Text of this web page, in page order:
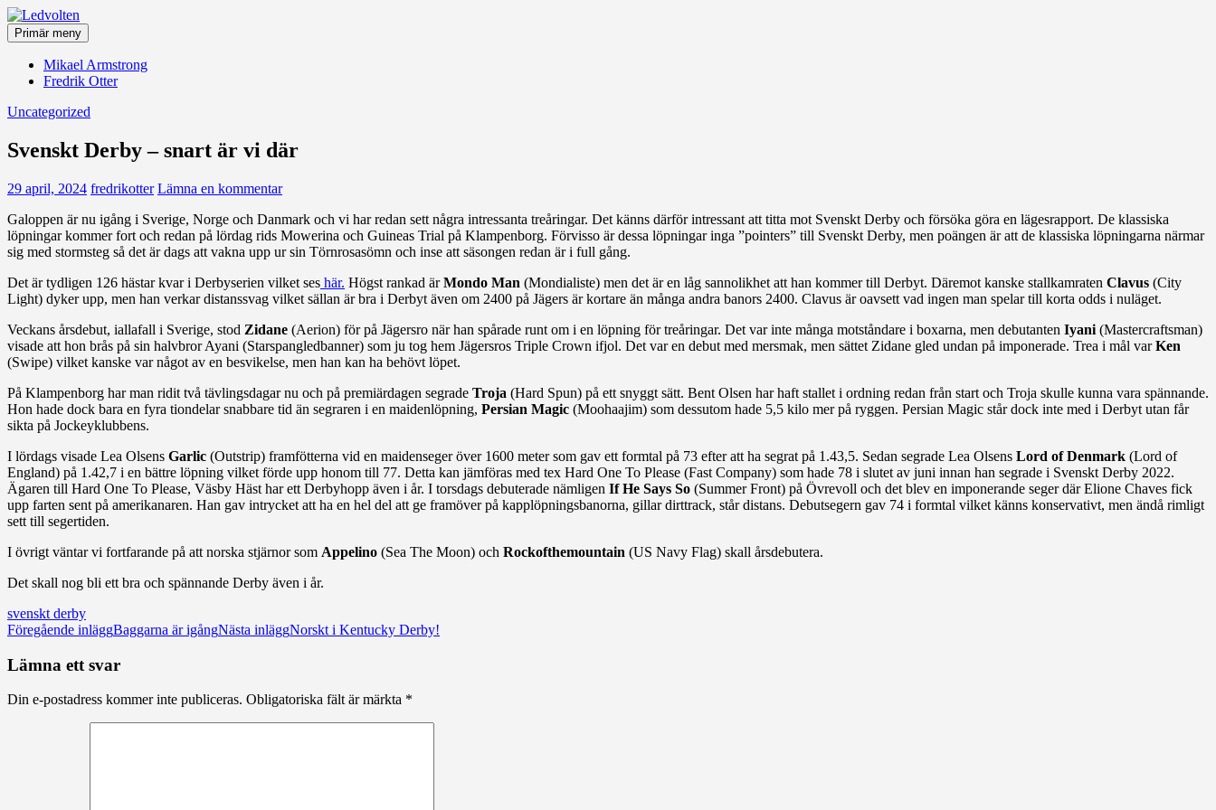
Hoppa
till
innehåll
Ledvolten
Primär meny
Mikael Armstrong
Fredrik Otter
Uncategorized
Svenskt Derby – snart är vi där
29 april, 2024 fredrikotter Lämna en kommentar
Galoppen är nu igång i Sverige, Norge och Danmark och vi har redan sett några intressanta treåringar. Det känns därför intressant att titta mot Svenskt Derby och försöka göra en lägesrapport. De klassiska
löpningar kommer fort och redan på lördag rids Mowerina och Guineas Trial på Klampenborg. Förvisso är dessa löpningar inga ”pointers” till Svenskt Derby, men poängen är att de klassiska löpningarna närmar
sig med stormsteg så det är dags att vakna upp ur sin Törnrosasömn och inse att säsongen redan är i full gång.
Det är tydligen 126 hästar kvar i Derbyserien vilket ses här. Högst rankad ärMondo Man (Mondialiste) men det är en låg sannolikhet att han kommer till Derbyt. Däremot kanske stallkamraten Clavus (City
Light) dyker upp, men han verkar distanssvag vilket sällan är bra i Derbyt även om 2400 på Jägers är kortare än många andra banors 2400. Clavus är oavsett vad ingen man spelar till korta odds i nuläget.
Veckans årsdebut, iallafall i Sverige, stod Zidane (Aerion) för på Jägersro när han spårade runt om i en löpning för treåringar. Det var inte många motståndare i boxarna, men debutanten Iyani (Mastercraftsman)
visade att hon brås på sin halvbror Ayani (Starspangledbanner) som ju tog hem Jägersros Triple Crown ifjol. Det var en debut med mersmak, men sättet Zidane gled undan på imponerade. Trea i mål varKen
(Swipe) vilket kanske var något av en besvikelse, men han kan ha behövt löpet.
På Klampenborg har man ridit två tävlingsdagar nu och på premiärdagen segrade Troja (Hard Spun) på ett snyggt sätt. Bent Olsen har haft stallet i ordning redan från start och Troja skulle kunna vara spännande.
Hon hade dock bara en fyra tiondelar snabbare tid än segraren i en maidenlöpning, Persian Magic (Moohaajim) som dessutom hade 5,5 kilo mer på ryggen. Persian Magic står dock inte med i Derbyt utan får
sikta på Jockeyklubbens.
I lördags visade Lea Olsens Garlic (Outstrip) framfötterna vid en maidenseger över 1600 meter som gav ett formtal på 73 efter att ha segrat på 1.43,5. Sedan segrade Lea Olsens Lord of Denmark (Lord of
England) på 1.42,7 i en bättre löpning vilket förde upp honom till 77. Detta kan jämföras med tex Hard One To Please (Fast Company) som hade 78 i slutet av juni innan han segrade i Svenskt Derby 2022.
Ägaren till Hard One To Please, Väsby Häst har ett Derbyhopp även i år. I torsdags debuterade nämligen If He Says So (Summer Front) på Övrevoll och det blev en imponerande seger där Elione Chaves fick
upp farten sent på amerikanaren. Han gav intrycket att ha en hel del att ge framöver på kapplöpningsbanorna, gillar dirttrack, står distans. Debutsegern gav 74 i formtal vilket känns konservativt, men ändå rimligt
sett till segertiden.
I övrigt väntar vi fortfarande på att norska stjärnor som Appelino (Sea The Moon) och Rockofthemountain (US Navy Flag) skall årsdebutera.
Det skall nog bli ett bra och spännande Derby även i år.
svenskt derby
Inläggsnavigering
Föregående inläggBaggarna är igångNästa inläggNorskt i Kentucky Derby!
Lämna ett svar
Din e-postadress kommer inte publiceras. Obligatoriska fält är märkta *